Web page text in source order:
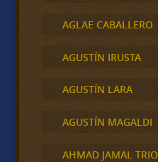
AGLAE CABALLERO
AGUSTÍN IRUSTA
AGUSTÍN LARA
AGUSTÍN MAGALDI
AHMAD JAMAL TRIO